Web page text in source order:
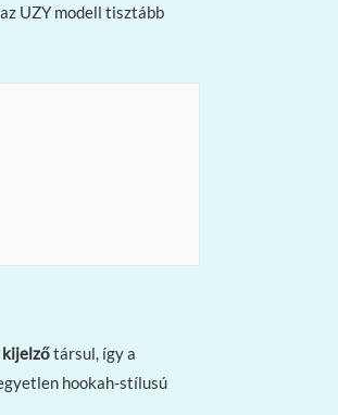
UZY modell tisztább
kijelzőtársul, így a
hookah-stílusú